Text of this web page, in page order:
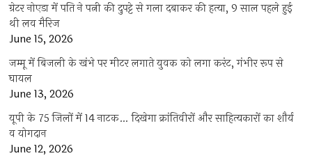
ग्रेटर नोएडा में पति ने पत्नी की दुपट्टे से गला दबाकर की हत्या, 9 साल पहले हुई
थी लव मैरिज
June 15, 2026
जम्मू में बिजली के खंभे पर मीटर लगाते युवक को लगा करंट, गंभीर रूप से
घायल
June 13, 2026
यूपी के 75 जिलों में 14 नाटक… दिखेगा क्रांतिवीरों और साहित्यकारों का शौर्य
व योगदान
June 12, 2026